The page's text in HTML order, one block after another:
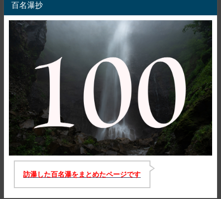
百名瀑抄
訪瀑した百名瀑をまとめたページです